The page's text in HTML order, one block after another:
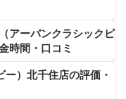
アーバンクラシックピ
時間・口コミ
）北千住店の評価・